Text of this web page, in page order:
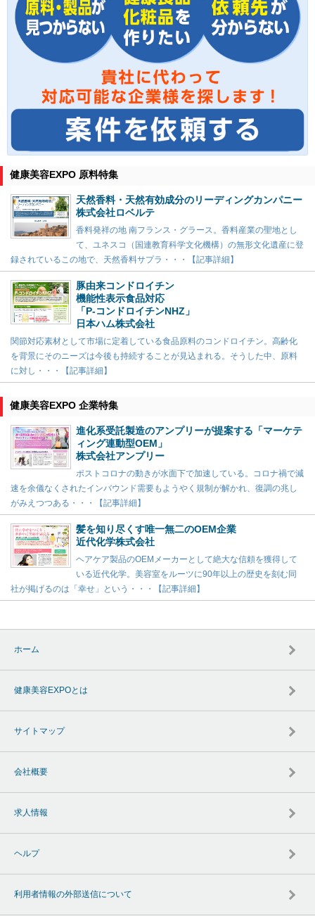
健康美容EXPO 原料特集
天然香料・天然有効成分のリーディングカンパニー
株式会社ロベルテ
香料発祥の地 南フランス・グラース。香料産業の聖地とし
て、ユネスコ（国連教育科学文化機構）の無形文化遺産に登
録されているこの地で、天然香料サプラ・・・【記事詳細】
豚由来コンドロイチン
機能性表示食品対応
「P-コンドロイチンNHZ」
日本ハム株式会社
関節対応素材として市場に定着している食品原料のコンドロイチン。高齢化
を背景にそのニーズは今後も持続することが見込まれる。そうした中、原料
に対し・・・【記事詳細】
健康美容EXPO 企業特集
進化系受託製造のアンプリーが提案する「マーケテ
ィング連動型OEM」
株式会社アンプリー
ポストコロナの動きが水面下で加速している。コロナ禍で減
速を余儀なくされたインバウンド需要もようやく規制が解かれ、復調の兆し
がみえつつある・・・【記事詳細】
髪を知り尽くす唯一無二のOEM企業
近代化学株式会社
ヘアケア製品のOEMメーカーとして絶大な信頼を獲得して
いる近代化学。美容室をルーツに90年以上の歴史を刻む同
社が掲げるのは「幸せ」という・・・【記事詳細】
ホーム
健康美容EXPOとは
サイトマップ
会社概要
求人情報
ヘルプ
利用者情報の外部送信について